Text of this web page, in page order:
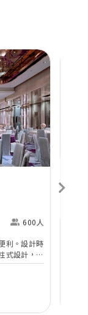
Next
600人
利。設計時
式設計，環
備。喜宴堂
舉行華麗
場地，可以
派對。酒
及賓客留下